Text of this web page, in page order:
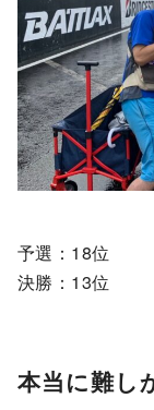
予選：18位
決勝：13位
本当に難し